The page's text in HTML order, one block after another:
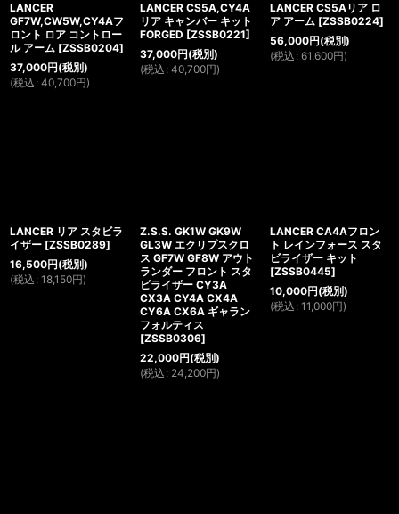
LANCER
GF7W,CW5W,CY4Aフ
ロント ロア コントロー
ル アーム [ZSSB0204]
37,000円(税別)
(税込 : 40,700円)
LANCER CS5A,CY4A
リア キャンバー キット
FORGED [ZSSB0221]
37,000円(税別)
(税込 : 40,700円)
LANCER CS5Aリア ロ
ア アーム [ZSSB0224]
56,000円(税別)
(税込 : 61,600円)
LANCER リア スタビラ
イザー [ZSSB0289]
16,500円(税別)
(税込 : 18,150円)
Z.S.S. GK1W GK9W
GL3W エクリプスクロ
ス GF7W GF8W アウト
ランダー フロント スタ
ビライザー CY3A
CX3A CY4A CX4A
CY6A CX6A ギャラン
フォルティス
[ZSSB0306]
22,000円(税別)
(税込 : 24,200円)
LANCER CA4Aフロン
ト レインフォース スタ
ビライザー キット
[ZSSB0445]
10,000円(税別)
(税込 : 11,000円)